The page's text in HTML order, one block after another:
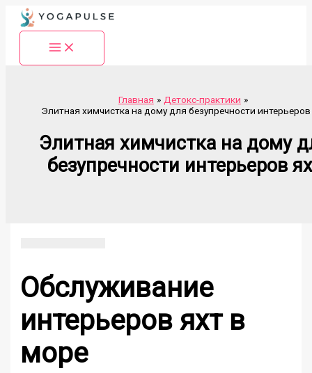
Перейти
содержимому
Главная
Детокс-практики
Элитная химчистка на дому для безупречности интерьеров
Элитная химчистка на дому
безупречности интерьеров
Обслуживание
интерьеров яхт в
море